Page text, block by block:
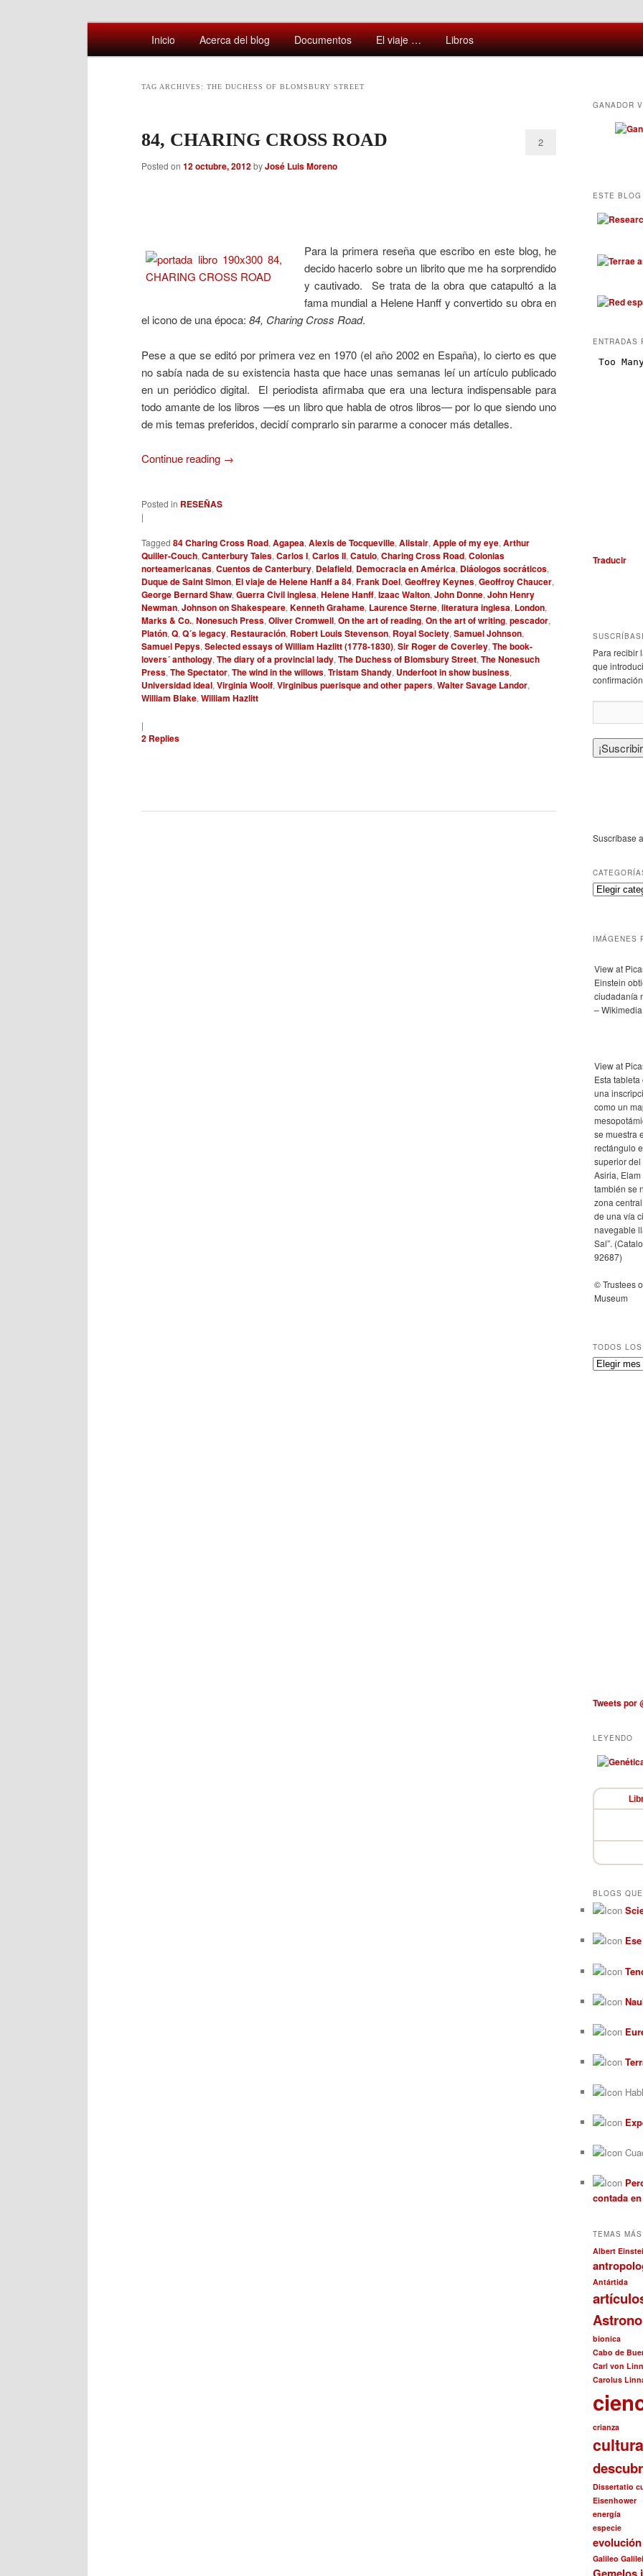
Comentarios sobre aspectos interesantes y sorprendentes del mundo que nos rodea
Main
menu
Skip
content
Skip
content
Inicio Acerca del blog Documentos El viaje … Libros
TAG ARCHIVES:THE DUCHESS OF BLOMSBURY STREET
84, CHARING CROSS ROAD
Posted on12 octubre, 2012byJosé Luis Moreno
2
Para la primera reseña que escribo en este blog, he
decido hacerlo sobre un librito que me ha sorprendido
y cautivado. Se trata de la obra que catapultó a la
fama mundial a Helene Hanff y convertido su obra en
el icono de una época:84, Charing Cross Road.
Pese a que se editó por primera vez en 1970 (el año 2002 en España), lo cierto es que
no sabía nada de su existencia hasta que hace unas semanas leí un artículo publicado
en un periódico digital. El periodista afirmaba que era una lectura indispensable para
todo amante de los libros ―es un libro que habla de otros libros― por lo que siendo uno
de mis temas preferidos, decidí comprarlo sin pararme a conocer más detalles.
Continue reading →
Posted in RESEÑAS
|
Tagged 84 Charing Cross Road,Agapea,Alexis de Tocqueville,Alistair,Apple of my eye,Arthur
Quiller-Couch,Canterbury Tales,Carlos I,Carlos II,Catulo,Charing Cross Road,Colonias
norteamericanas,Cuentos de Canterbury, Delafield, Democracia en América, Diáologos socráticos,
Duque de Saint Simon, El viaje de Helene Hanff a 84,Frank Doel,Geoffrey Keynes,Geoffroy Chaucer,
George Bernard Shaw,Guerra Civil inglesa,Helene Hanff,Izaac Walton,John Donne,John Henry
Newman,Johnson on Shakespeare,Kenneth Grahame, Laurence Sterne,literatura inglesa, London,
Marks & Co.,Nonesuch Press,Oliver Cromwell,On the art of reading,On the art of writing,pescador,
Platón,Q,Q´s legacy, Restauración, Robert Louis Stevenson, Royal Society,Samuel Johnson,
Samuel Pepys,Selected essays of William Hazlitt (1778-1830),Sir Roger de Coverley,The book-
lovers´ anthology,The diary of a provincial lady,The Duchess of Blomsbury Street,The Nonesuch
Press,The Spectator,The wind in the willows,Tristam Shandy, Underfoot in show business,
Universidad ideal,Virginia Woolf,Virginibus puerisque and other papers,Walter Savage Landor,
William Blake,William Hazlitt
|
2 Replies
GANADOR
ESTE
ENTRADAS
Traducir
Para recibir
que
Suscríbase
IMÁGENES
View at
Einstein
ciudadanía
–
View at
Esta
una
como un
se muestra
rectángulo
superior
Asiria,
también se
zona
de una vía
navegable
Sal”.
92687)
© Trustees
Museum
TODOS
Tweets por
LEYENDO
BLOGS
contada
TEMAS
Albert
Antártida
bionica
Cabo de
Carl von
Carolus
crianza
Dissertatio
Eisenhower
energía
especie
Galileo